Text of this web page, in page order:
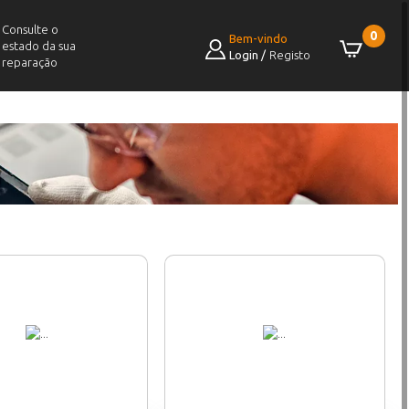
Consulte o
estado da sua
reparação
0
Bem-vindo
Login / Registo